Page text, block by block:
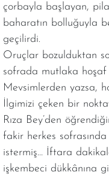
çorbayla başlayan,
baharatın bolluğuyla
geçilirdi.
Oruçlar bozulduktan
sofrada mutlaka
Mevsimlerden yazsa,
İlgimizi çeken bir
Rıza Bey’den
fakir herkes
istermiş… İftara
işkembeci dükkânına